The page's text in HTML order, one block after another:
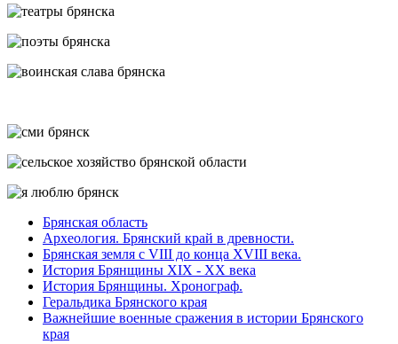
Брянская область
Археология. Брянский край в древности.
Брянская земля с VIII до конца XVIII века.
История Брянщины XIX - XX века
История Брянщины. Хронограф.
Геральдика Брянского края
Важнейшие военные сражения в истории Брянского
края